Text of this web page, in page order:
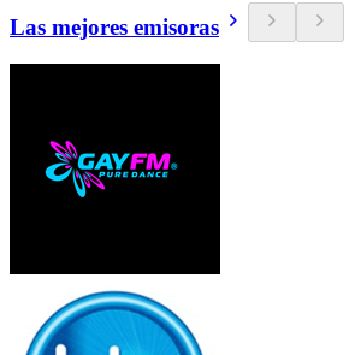
Las mejores emisoras